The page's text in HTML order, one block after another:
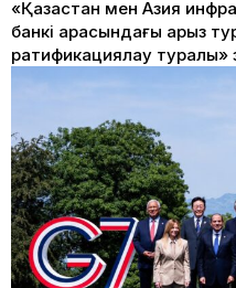
«Қазақстан мен Азия
банкі арасындағы қарыз
ратификациялау туралы»